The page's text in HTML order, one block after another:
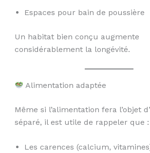
Espaces pour bain de poussière
Un habitat bien conçu augmente
considérablement la longévité.
Alimentation adaptée
Même si l’alimentation fera l’objet
séparé, il est utile de rappeler que :
Les carences (calcium,